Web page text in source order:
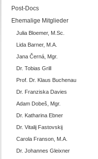
Post-Docs
Ehemalige Mitglieder
Julia Bloemer, M.Sc.
Lida Barner, M.A.
Jana Černá, Mgr.
Dr. Tobias Grill
Prof. Dr. Klaus Buchenau
Dr. Franziska Davies
Adam Dobeš, Mgr.
Dr. Katharina Ebner
Dr. Vitalij Fastovskij
Carola Franson, M.A.
Dr. Johannes Gleixner